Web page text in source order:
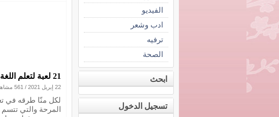
21 لعبة لتعلم اللغة الإنجليزية بجميع مهاراتها في وقت قصير
22 إبريل 2021 / 561 مشاهدة
لكل منّا طرقه في
المرحة والتي تتسم
الفيديو
ادب وشعر
ترفيه
الصحة
ابحث
تسجيل الدخول